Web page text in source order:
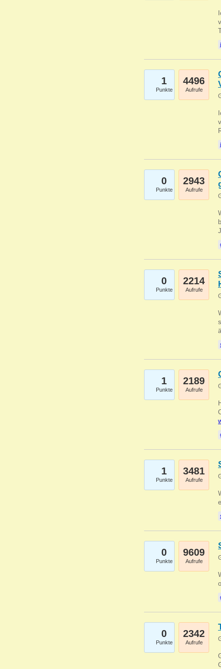
1
Punkte
4496
Aufrufe
0
Punkte
2943
Aufrufe
0
Punkte
2214
Aufrufe
1
Punkte
2189
Aufrufe
1
Punkte
3481
Aufrufe
0
Punkte
9609
Aufrufe
0
Punkte
2342
Aufrufe